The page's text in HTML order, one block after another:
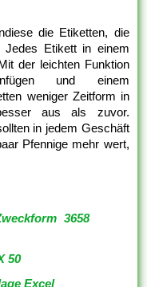
die Etiketten, die
Jedes Etikett in einem
der leichten Funktion
und einem
weniger Zeitform in
aus als zuvor.
in jedem Geschäft
Pfennige mehr wert,
3658
50
Excel